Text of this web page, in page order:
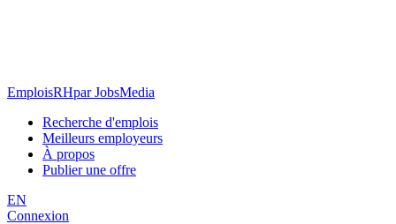
EmploisRHpar JobsMedia
Recherche d'emplois
Meilleurs employeurs
À propos
Publier une offre
EN
Connexion